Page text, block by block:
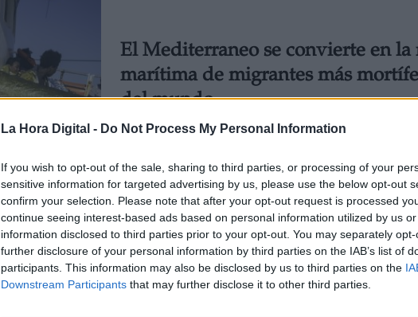
La Hora Digital - Do Not Process My Personal Information
If you wish to opt-out of the sale, sharing to third parties, or processing of your
sensitive information for targeted advertising by us, please use the below opt-out
confirm your selection. Please note that after your opt-out request is processed
continue seeing interest-based ads based on personal information utilized by us
information disclosed to third parties prior to your opt-out. You may separately
further disclosure of your personal information by third parties on the IAB’s list of
participants. This information may also be disclosed by us to third parties on the
Downstream Participants that may further disclose it to other third parties.
El Mediterraneo se convierte en la
marítima de migrantes más
del mundo
Más artículos de este autor
El reasentamiento de los